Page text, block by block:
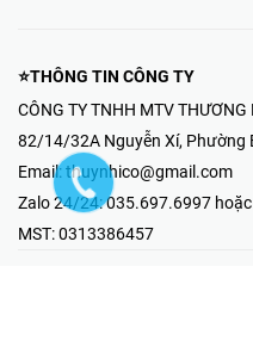
⭐THÔNG TIN CÔNG TY
CÔNG TY TNHH MTV
82/14/32A Nguyễn Xí, Phường
Email: thuynhico@gmail.com
Zalo 24/24:035.697.6997
MST:0313386457